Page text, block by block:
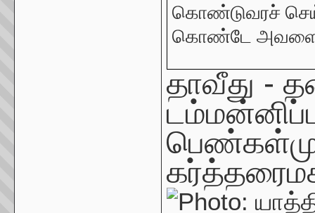
கொண்டுவரச்
கொண்டே அவளைத்
தாவீது -
டம்
பெண்கள்
கர்த்தரை